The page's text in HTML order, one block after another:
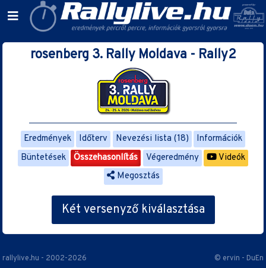
rosenberg 3. Rally Moldava - Rally2
Eredmények Időterv Nevezési lista (18)
Információk
Büntetések
Összehasonlítás Végeredmény
Videók
Megosztás
Két versenyző kiválasztása
rallylive.hu - 2002-2026 © ervin - DuEn